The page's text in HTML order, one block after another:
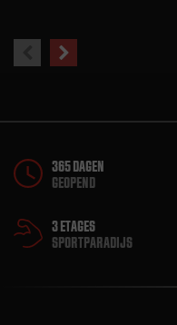
previous
365 DAGEN
GEOPEND
3 ETAGES
SPORTPARADIJS